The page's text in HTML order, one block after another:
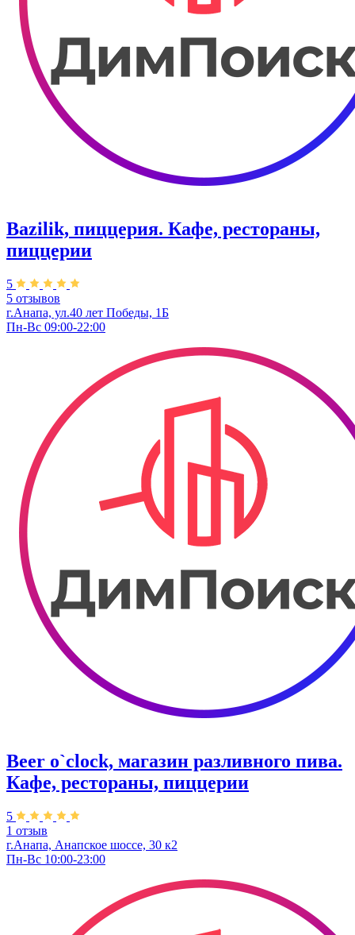
Bazilik, пиццерия. Кафе, рестораны,
пиццерии
5
5 отзывов
г.Анапа, ул.40 лет Победы, 1Б
Пн-Вс 09:00-22:00
Beer o`clock, магазин разливного пива.
Кафе, рестораны, пиццерии
5
1 отзыв
г.Анапа, Анапское шоссе, 30 к2
Пн-Вс 10:00-23:00